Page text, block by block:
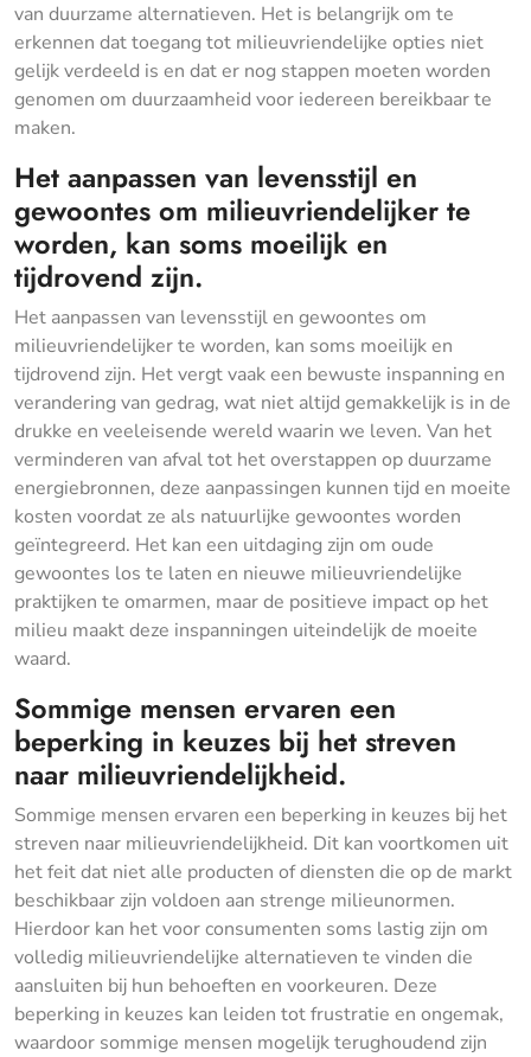
van duurzame alternatieven. Het is belangrijk om te
erkennen dat toegang tot milieuvriendelijke opties niet
gelijk verdeeld is en dat er nog stappen moeten worden
genomen om duurzaamheid voor iedereen bereikbaar te
maken.
Het aanpassen van levensstijl en
gewoontes om milieuvriendelijker te
worden, kan soms moeilijk en
tijdrovend zijn.
Het aanpassen van levensstijl en gewoontes om
milieuvriendelijker te worden, kan soms moeilijk en
tijdrovend zijn. Het vergt vaak een bewuste inspanning en
verandering van gedrag, wat niet altijd gemakkelijk is in de
drukke en veeleisende wereld waarin we leven. Van het
verminderen van afval tot het overstappen op duurzame
energiebronnen, deze aanpassingen kunnen tijd en moeite
kosten voordat ze als natuurlijke gewoontes worden
geïntegreerd. Het kan een uitdaging zijn om oude
gewoontes los te laten en nieuwe milieuvriendelijke
praktijken te omarmen, maar de positieve impact op het
milieu maakt deze inspanningen uiteindelijk de moeite
waard.
Sommige mensen ervaren een
beperking in keuzes bij het streven
naar milieuvriendelijkheid.
Sommige mensen ervaren een beperking in keuzes bij het
streven naar milieuvriendelijkheid. Dit kan voortkomen uit
het feit dat niet alle producten of diensten die op de markt
beschikbaar zijn voldoen aan strenge milieunormen.
Hierdoor kan het voor consumenten soms lastig zijn om
volledig milieuvriendelijke alternatieven te vinden die
aansluiten bij hun behoeften en voorkeuren. Deze
beperking in keuzes kan leiden tot frustratie en ongemak,
waardoor sommige mensen mogelijk terughoudend zijn